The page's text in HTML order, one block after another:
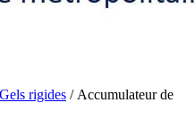
Gels rigides / Accumulateur de